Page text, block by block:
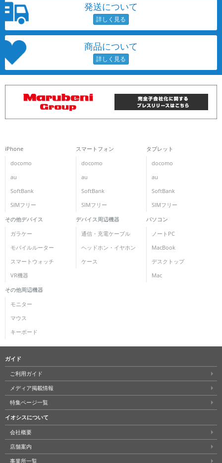
発送について
商品について
iPhone
docomo
au
SoftBank
SIMフリー
スマートフォン
docomo
au
SoftBank
SIMフリー
タブレット
docomo
au
SoftBank
SIMフリー
その他デバイス
ガラケー
モバイルルーター
スマートウォッチ
VR機器
デバイス周辺機器
通信・充電ケーブル
ヘッドホン・イヤホン
ケース
パソコン
ノートPC
MacBook
デスクトップ
Mac
その他周辺機器
モニター
マウス
キーボード
ガイド
ご利用ガイド
メディア掲載情報
特集ページ一覧
イオシスについて
会社概要
店舗案内
事業所一覧